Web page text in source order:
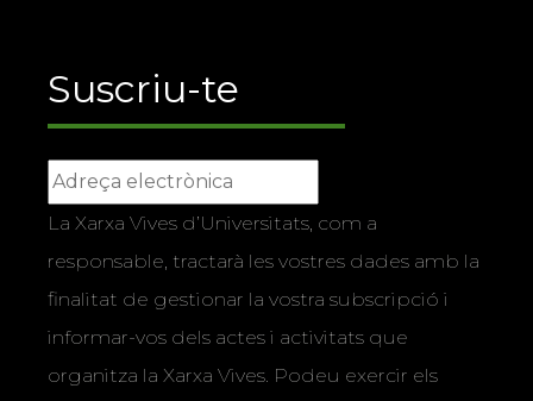
Suscriu-te
La Xarxa Vives d’Universitats, com a
responsable, tractarà les vostres dades amb la
finalitat de gestionar la vostra subscripció i
informar-vos dels actes i activitats que
organitza la Xarxa Vives. Podeu exercir els